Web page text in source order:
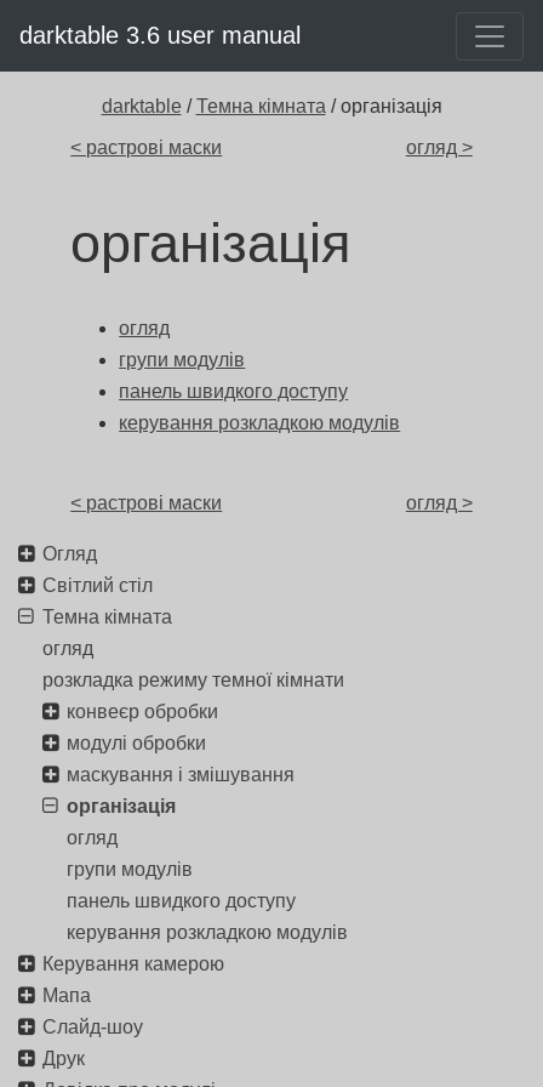
darktable 3.6 user manual
darktable /Темна кімната / організація
< растрові маски
огляд >
організація
огляд
групи модулів
панель швидкого доступу
керування розкладкою модулів
< растрові маски огляд >
Огляд
Світлий стіл
Темна кімната
огляд
розкладка режиму темної кімнати
конвеєр обробки
модулі обробки
маскування і змішування
організація
огляд
групи модулів
панель швидкого доступу
керування розкладкою модулів
Керування камерою
Мапа
Слайд-шоу
Друк